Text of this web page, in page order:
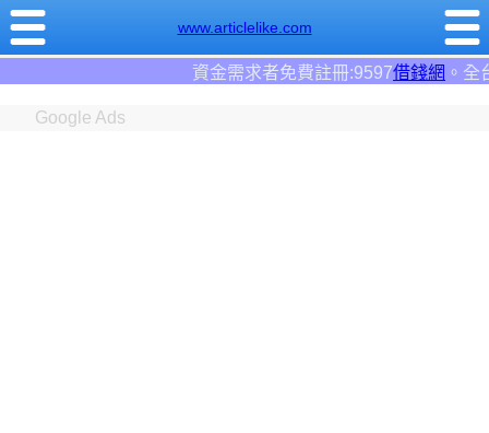
www.articlelike.com
資金需求者免費註冊:9597借錢網。全台前三大借錢網站！
Google Ads